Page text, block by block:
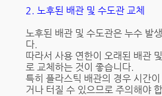
2. 노후된 배관 및 수도관 교체
노후된 배관 및 수도관은 누수 발
다.
따라서 사용 연한이 오래된 배관
로 교체하는 것이 좋습니다.
특히 플라스틱 배관의 경우 시간이
거나 터질 수 있으므로 주의해야